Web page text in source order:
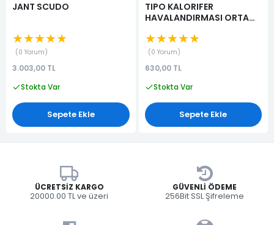
JANT SCUDO
★★★★★
0 Yorum
3.003,00 TL
Stokta Var
Sepete Ekle
TIPO KALORIFER
HAVALANDIRMASI ORTA
(KALORİFER HAVA
YÖNLENDİRİCİSİ)
★★★★★
0 Yorum
630,00 TL
Stokta Var
Sepete Ekle
ÜCRETSIZ KARGO
20000.00 TL ve üzeri
GÜVENLI ÖDEME
256Bit SSL Şifreleme